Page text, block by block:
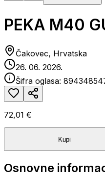
PEKA M40
Čakovec, Hrvatska
26. 06. 2026.
Šifra oglasa:
72,01 €
Kupi
Osnovne